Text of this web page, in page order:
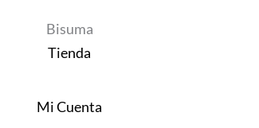
Bisuma
Tienda
Mi Cuenta